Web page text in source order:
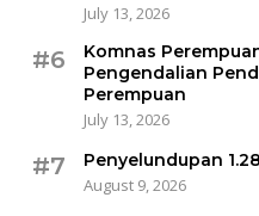
July 13, 2026
#6
Komnas
Pengendalian
Perempuan
July 13, 2026
#7
Penyelundupan
August 9, 2026